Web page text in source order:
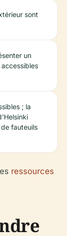
sont
un
; la
fauteuils
ressources